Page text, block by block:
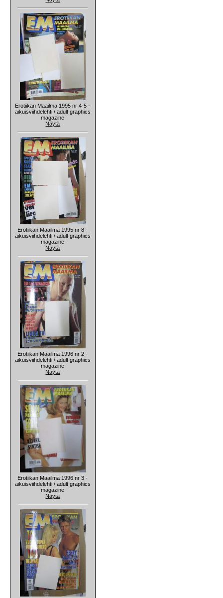
Erotiikan Maailma 1995 nr 4-5 -
aikuisviihdelehti / adult graphics
magazine
Näytä
Erotiikan Maailma 1995 nr 8 -
aikuisviihdelehti / adult graphics
magazine
Näytä
Erotiikan Maailma 1996 nr 2 -
aikuisviihdelehti / adult graphics
magazine
Näytä
Erotiikan Maailma 1996 nr 3 -
aikuisviihdelehti / adult graphics
magazine
Näytä